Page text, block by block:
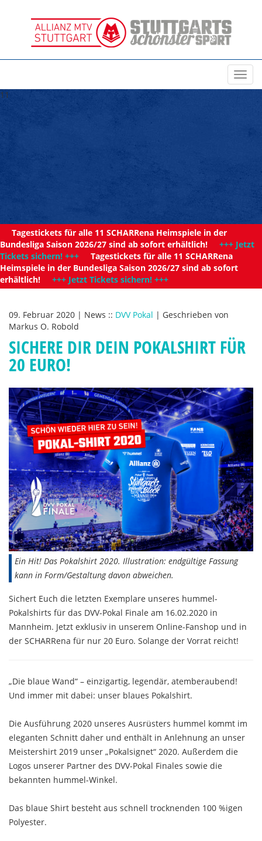
11
Tagestickets für alle 11 SCHARRena Heimspiele in der
Bundesliga Saison 2026/27 sind ab sofort erhältlich! +++ Jetzt
Tickets sichern! +++ Tagestickets für alle 11 SCHARRena
Heimspiele in der Bundesliga Saison 2026/27 sind ab sofort
erhältlich! +++ Jetzt Tickets sichern! +++
09. Februar 2020 | News :: DVV Pokal | Geschrieben von
Markus O. Robold
SICHERE DIR DEIN POKALSHIRT FÜR
20 EURO!
Ein Hit! Das Pokalshirt 2020. Illustration: endgültige Fassung
kann in Form/Gestaltung davon abweichen.
Sichert Euch die letzten Exemplare unseres hummel-
Pokalshirts für das DVV-Pokal Finale am 16.02.2020 in
Mannheim. Jetzt exklusiv in unserem Online-Fanshop und in
der SCHARRena für nur 20 Euro. Solange der Vorrat reicht!
„Die blaue Wand“ – einzigartig, legendär, atemberaubend!
Und immer mit dabei: unser blaues Pokalshirt.
Die Ausführung 2020 unseres Ausrüsters hummel kommt im
eleganten Schnitt daher und enthält in Anlehnung an unser
Meistershirt 2019 unser „Pokalsignet“ 2020. Außerdem die
Logos unserer Partner des DVV-Pokal Finales sowie die
bekannten hummel-Winkel.
Das blaue Shirt besteht aus schnell trocknenden 100 %igen
Polyester.